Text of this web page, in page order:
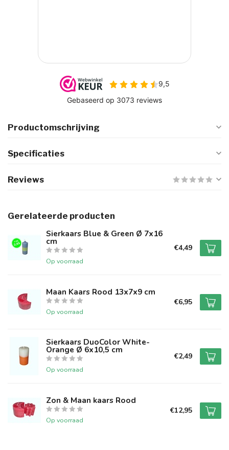
Productomschrijving
Specificaties
Reviews
Gerelateerde producten
Sierkaars Blue & Green Ø 7x16
cm
Op voorraad
€4,49
Maan Kaars Rood 13x7x9 cm
Op voorraad
€6,95
Sierkaars DuoColor White-
Orange Ø 6x10,5 cm
Op voorraad
€2,49
Zon & Maan kaars Rood
Op voorraad
€12,95